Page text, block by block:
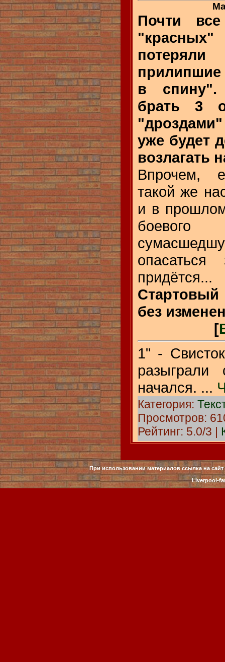
Почти все
в спину".
брать 3
уже будет
возлагать
Впрочем,
такой же
и в
придётся...
без
[
1" -
начался. ...
Категория:
Просмотров:
Рейтинг: 5.0/3 |
При использовании материалов ссылка на сайт
Liverpool-